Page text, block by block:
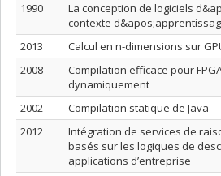
1990
La conception de logiciels
contexte
2013
Calcul en n-dimensions sur
2008
Compilation efficace pour
dynamiquement
2002
Compilation statique de Java
2012
Intégration de services de
basés sur les logiques de
applications d’entreprise